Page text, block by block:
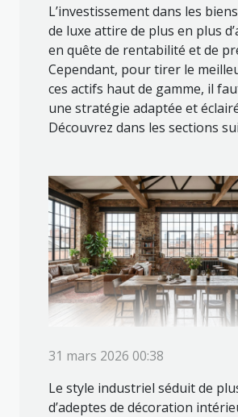
L’investissement dans les
de luxe attire de plus en plus
en quête de rentabilité et de
Cependant, pour tirer le
ces actifs haut de gamme, il
une stratégie adaptée et
Découvrez dans les sections
31 mars 2026 00:38
Le style industriel séduit de
d’adeptes de décoration